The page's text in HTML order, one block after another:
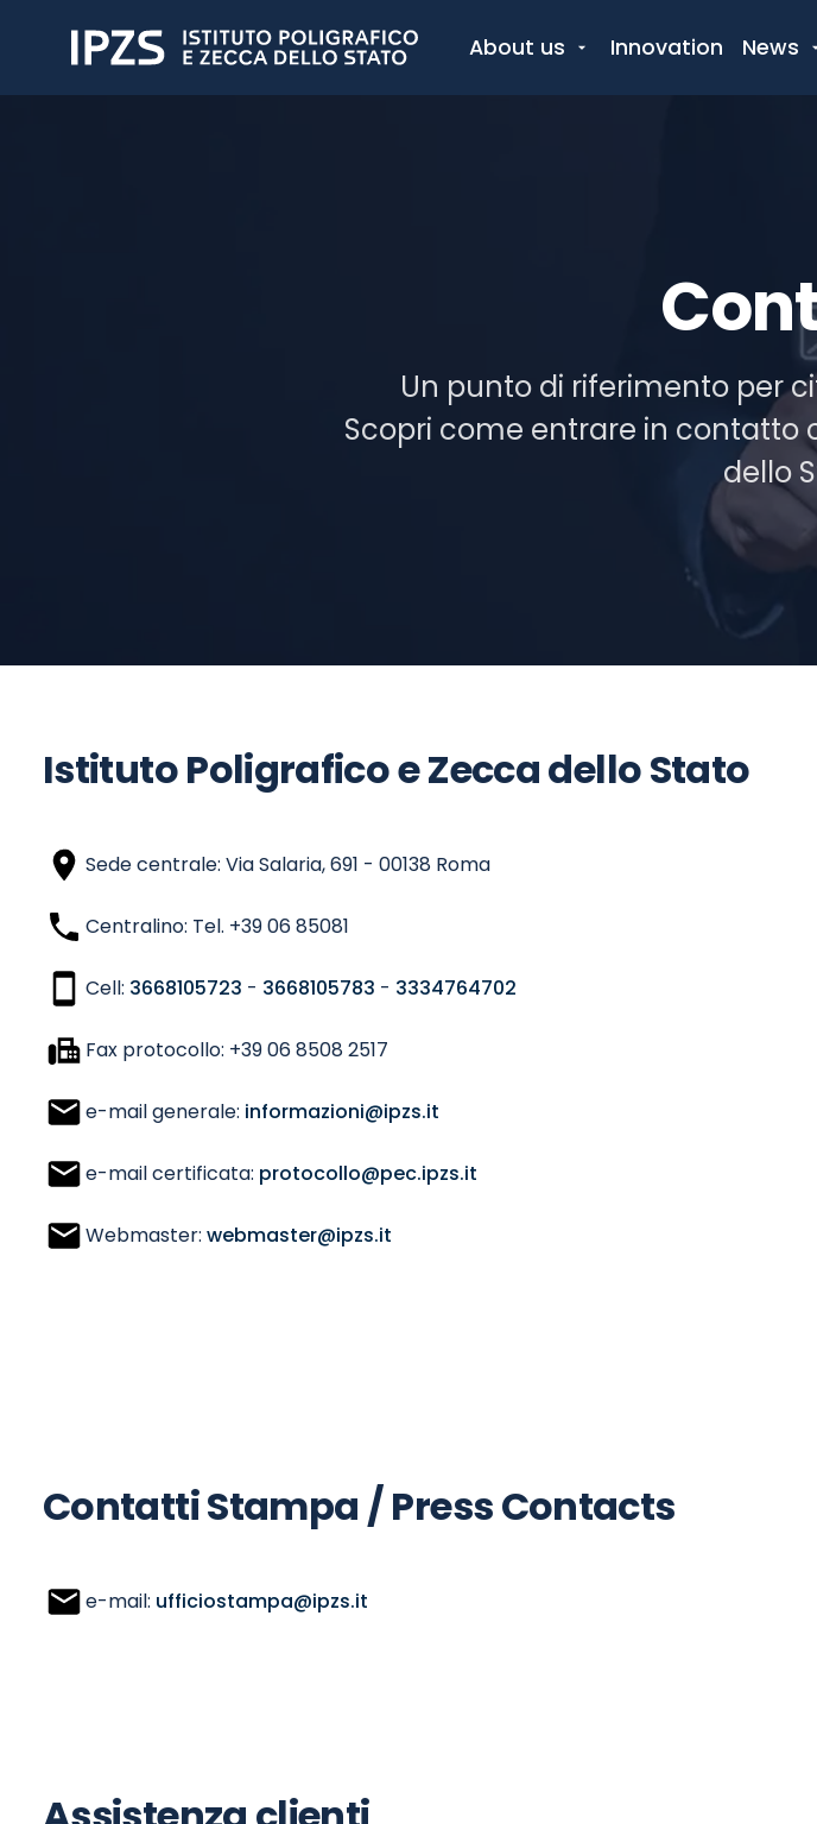
About us Innovation News
Un punto di riferimento per
Scopri come entrare in contatto
dello
Istituto Poligrafico e Zecca dello Stato
Sede centrale: Via Salaria, 691 - 00138 Roma
Centralino: Tel. +39 06 85081
Cell: 3668105723 - 3668105783 - 3334764702
Fax protocollo: +39 06 8508 2517
e-mail generale: informazioni@ipzs.it
e-mail certificata: protocollo@pec.ipzs.it
Webmaster: webmaster@ipzs.it
Contatti Stampa / Press Contacts
e-mail: ufficiostampa@ipzs.it